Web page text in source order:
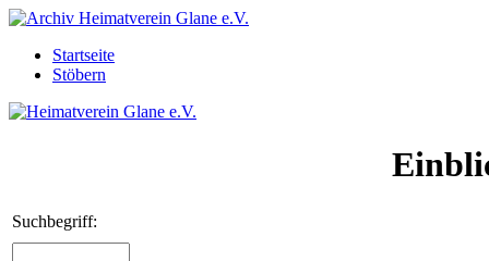
Startseite
Stöbern
Suchbegriff: